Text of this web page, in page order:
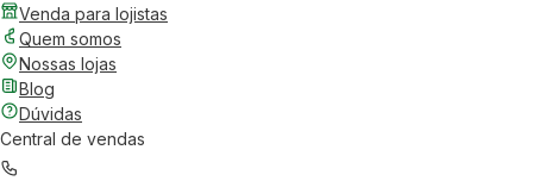
Venda para lojistas
Quem somos
Nossas lojas
Blog
Dúvidas
Central de vendas